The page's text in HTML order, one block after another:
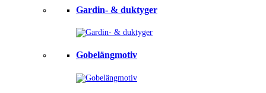
Gardin- & duktyger
Gobelängmotiv